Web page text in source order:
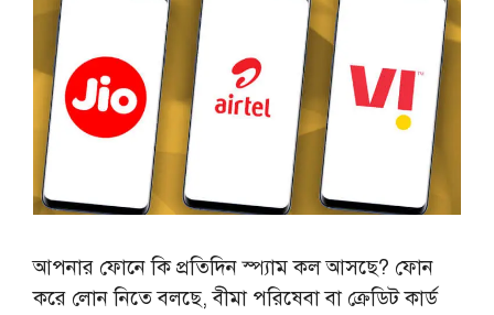
আপনার ফোনে কি প্রতিদিন স্প্যাম কল আসছে? ফোন
করে লোন নিতে বলছে, বীমা পরিষেবা বা ক্রেডিট কার্ড